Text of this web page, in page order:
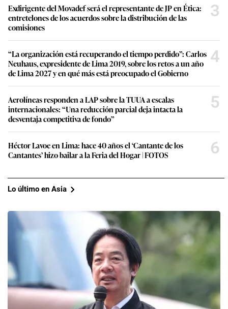
Exdirigente del Movadef será el representante de JP en Ética:
entretelones de los acuerdos sobre la distribución de las
comisiones
3
“La organización está recuperando el tiempo perdido”: Carlos
Neuhaus, expresidente de Lima 2019, sobre los retos a un año
de Lima 2027 y en qué más está preocupado el Gobierno
4
Aerolíneas responden a LAP sobre la TUUA a escalas
internacionales: “Una reducción parcial deja intacta la
desventaja competitiva de fondo”
5
Héctor Lavoe en Lima: hace 40 años el ‘Cantante de los
Cantantes’ hizo bailar a la Feria del Hogar | FOTOS
6
Lo último en Asia